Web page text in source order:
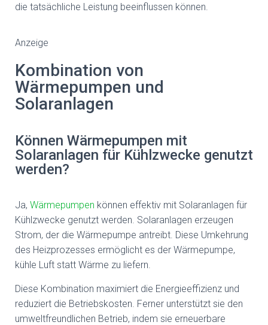
die tatsächliche Leistung beeinflussen können.
Anzeige
Kombination von
Wärmepumpen und
Solaranlagen
Können Wärmepumpen mit
Solaranlagen für Kühlzwecke genutzt
werden?
Ja, Wärmepumpen können effektiv mit Solaranlagen für
Kühlzwecke genutzt werden. Solaranlagen erzeugen
Strom, der die Wärmepumpe antreibt. Diese Umkehrung
des Heizprozesses ermöglicht es der Wärmepumpe,
kühle Luft statt Wärme zu liefern.
Diese Kombination maximiert die Energieeffizienz und
reduziert die Betriebskosten. Ferner unterstützt sie den
umweltfreundlichen Betrieb, indem sie erneuerbare